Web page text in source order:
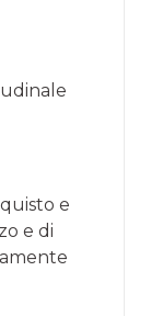
e
e di